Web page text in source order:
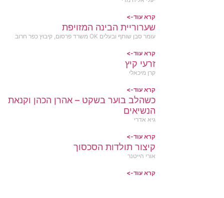
קרא עוד->
שערוריית הבינה המזויפת
עומר סבן שותף ובעלים OK משרד פרסום, קיבוץ כפר חרוב
קרא עוד->
זרעי קיץ
קרן מיכאלי
קרא עוד->
כשהלב בוער בשקט – אהרן הכהן וקנאת
הנשיאים
גיא אדרי
קרא עוד->
קיצור תולדות הסכסוך
אורי הייטנר
קרא עוד->